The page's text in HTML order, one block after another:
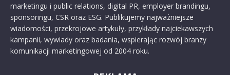
marketingu i public relations, digital PR, employer brandingu,
sponsoringu, CSR oraz ESG. Publikujemy najważniejsze
wiadomości, przekrojowe artykuły, przykłady najciekawszych
kampanii, wywiady oraz badania, wspierając rozwój branży
komunikacji marketingowej od 2004 roku.